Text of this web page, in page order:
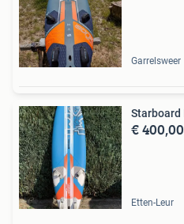
Garrelsweer
Starboard
€ 400,00
Etten-Leur